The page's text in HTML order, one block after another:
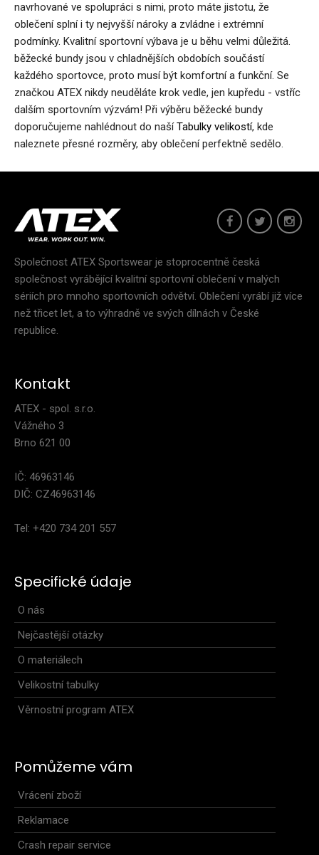
Bunda pro orientační běh LOKA
2 999 Kč
Běžecká bunda s kapucí NUVO
3 099 Kč
Běžecká bunda s kapucí NUVOBěžecká bunda s kapucí NUVO
navrhované ve spolupráci s nimi, proto máte jistotu, že
oblečení splní i ty nejvyšší nároky a zvládne i extrémní
podmínky. Kvalitní sportovní výbava je u běhu velmi důležitá.
běžecké bundy jsou v chladnějších obdobích součástí
každého sportovce, proto musí být komfortní a funkční. Se
značkou ATEX nikdy neuděláte krok vedle, jen kupředu - vstříc
dalším sportovním výzvám! Při výběru běžecké bundy
doporučujeme nahlédnout do našíTabulky velikostí, kde
naleznete přesné rozměry, aby oblečení perfektně sedělo.
Společnost ATEX Sportswear je stoprocentně česká
společnost vyrábějící kvalitní sportovní oblečení v malých
sériích pro mnoho sportovních odvětví. Oblečení vyrábí již více
než třicet let, a to výhradně ve svých dílnách v České
republice.
Kontakt
ATEX - spol. s.r.o.
Vážného 3
Brno 621 00
IČ: 46963146
DIČ: CZ46963146
Tel: +420 734 201 557
Specifické údaje
O nás
Nejčastější otázky
O materiálech
Velikostní tabulky
Věrnostní program ATEX
Pomůžeme vám
Vrácení zboží
Reklamace
Crash repair service